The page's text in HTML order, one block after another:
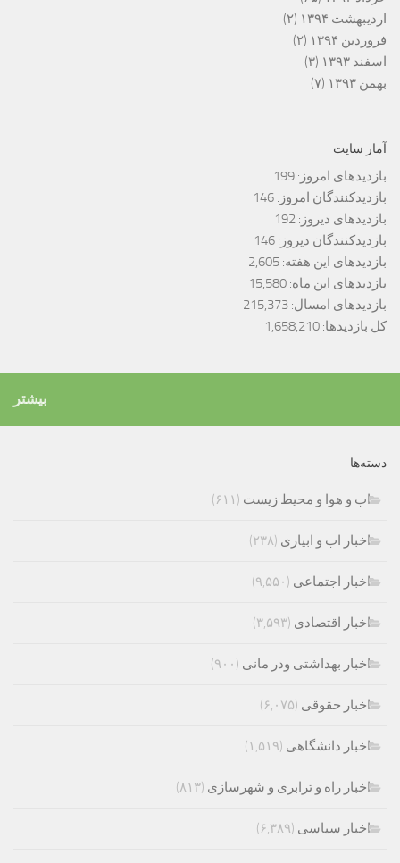
اردیبهشت ۱۳۹۴
(۲)
فروردین ۱۳۹۴
(۲)
اسفند ۱۳۹۳
(۳)
بهمن ۱۳۹۳
(۷)
آمار سایت
بازدیدهای امروز: 199
بازدیدکنندگان امروز: 146
بازدیدهای دیروز: 192
بازدیدکنندگان دیروز: 146
بازدیدهای این هفته: 2,605
بازدیدهای این ماه: 15,580
بازدیدهای امسال: 215,373
کل بازدیدها: 1,658,210
بیشتر
دسته‌ها
اب و هوا و محیط زیست (۶۱۱)
اخبار اب و ابیاری (۲۳۸)
اخبار اجتماعی (۹,۵۵۰)
اخبار اقتصادی (۳,۵۹۳)
اخبار بهداشتی ودر مانی (۹۰۰)
اخبار حقوقی (۶,۰۷۵)
اخبار دانشگاهی (۱,۵۱۹)
اخبار راه و ترابری و شهرسازی (۸۱۳)
اخبار سیاسی (۶,۳۸۹)